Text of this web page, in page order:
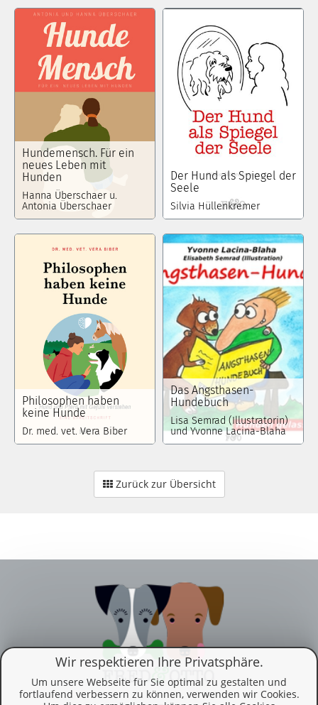
Wir respektieren Ihre Privatsphäre.
Um unsere Webseite für Sie optimal zu gestalten und
fortlaufend verbessern zu können, verwenden wir Cookies.
Hundemensch. Für ein
neues Leben mit
Hunden
Hanna Überschaer u.
Antonia Überschaer
Der Hund als Spiegel der
Seele
Silvia Hüllenkremer
Philosophen haben
keine Hunde
Dr. med. vet. Vera Biber
Das Angsthasen-
Hundebuch
Lisa Semrad (Illustratorin)
und Yvonne Lacina-Blaha
Zurück zur Übersicht